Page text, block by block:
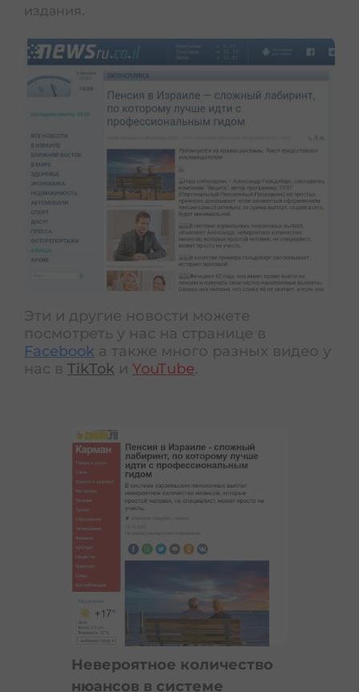
Невероятное количество
нюансов в системе
издания.
Эти и другие новости можете
посмотреть у нас на странице в
Facebook а также много разных видео у
нас в TikTok и YouTube.